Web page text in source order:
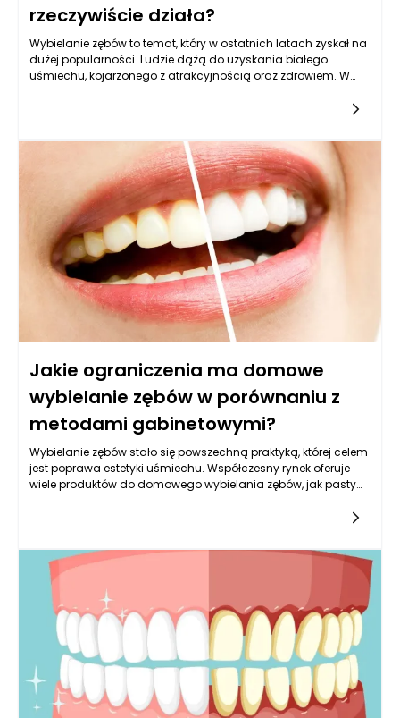
rzeczywiście działa?
Wybielanie zębów to temat, który w ostatnich latach zyskał na
dużej popularności. Ludzie dążą do uzyskania białego
uśmiechu, kojarzonego z atrakcyjnością oraz zdrowiem. W
wybielające, oferta jest bogata i różnorodna. Kluczowe
pytanie, które stawiają sobie konsumenci, to: czy te produkty
rzeczywiście działają? Aby odpowiedzieć na to pytanie, warto
przyjrzeć się mechanizmom działania składników aktywnych,
a także ich wpływowi na szkliwo zębów.
Jakie ograniczenia ma domowe
wybielanie zębów w porównaniu z
metodami gabinetowymi?
Wybielanie zębów stało się powszechną praktyką, której celem
jest poprawa estetyki uśmiechu. Współczesny rynek oferuje
wiele produktów do domowego wybielania zębów, jak pasty
porównaniu z bardziej zaawansowanymi rozwiązaniami
stosowanymi w gabinetach dentystycznych. Jednym z
istotnych aspektów jest stopień skuteczności; domowe
metody często nie osiągają takich rezultatów, jak te
oferowane przez profesjonalistów. Gabinetowe wybielanie
zębów Rzeszów opiera się na bardziej skoncentrowanych
substancjach chemicznych oraz technikach, które mogą
zagwarantować wyraźniejsze i bardziej trwałe efekty.
Dodatkowo, profesjonaliści są w stanie dostosować metody
do indywidualnych potrzeb pacjentów, biorąc pod uwagę ich
stan zdrowia jamy ustnej oraz preferencje.